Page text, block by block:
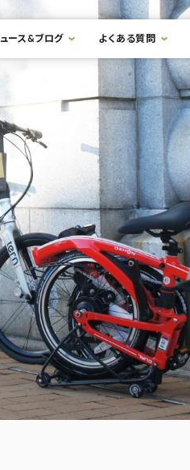
ース&ブログ よくある質問